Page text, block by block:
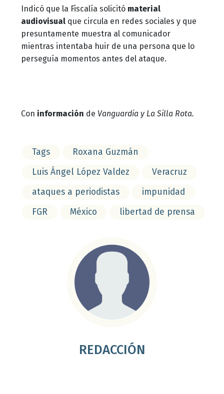
Indicó que la Fiscalía solicitó material
audiovisual que circula en redes sociales y que
presuntamente muestra al comunicador
mientras intentaba huir de una persona que lo
perseguía momentos antes del ataque.
Con información de Vanguardia y La Silla Rota.
Tags
Roxana Guzmán
Luis Ángel López Valdez
Veracruz
ataques a periodistas
impunidad
FGR
México libertad de prensa
REDACCIÓN